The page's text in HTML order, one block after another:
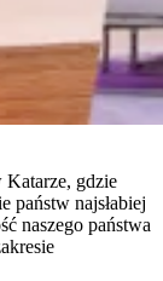
gdzie
państw najsłabiej
naszego państwa